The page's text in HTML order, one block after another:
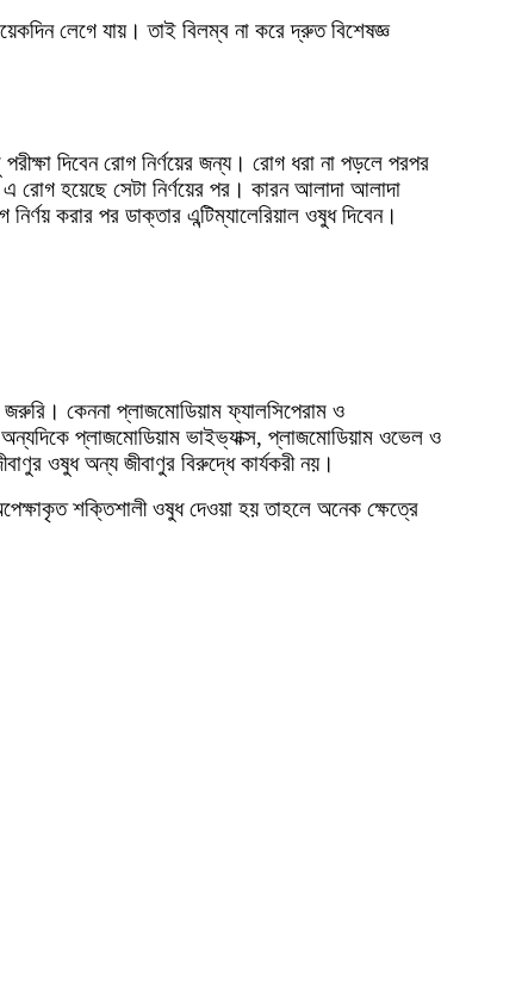
লেগে যায়। তাই বিলম্ব না করে দ্রুত বিশেষজ্ঞ
দিবেন রোগ নির্ণয়ের জন্য। রোগ ধরা না পড়লে পরপর
রোগ হয়েছে সেটা নির্ণয়ের পর। কারন আলাদা আলাদা
করার পর ডাক্তার এন্টিম্যালেরিয়াল ওষুধ দিবেন।
জরুরি। কেননা প্লাজমোডিয়াম ফ্যালসিপেরাম ও
প্লাজমোডিয়াম ভাইভ্যাক্স, প্লাজমোডিয়াম ওভেল ও
ওষুধ অন্য জীবাণুর বিরুদ্ধে কার্যকরী নয়।
শক্তিশালী ওষুধ দেওয়া হয় তাহলে অনেক ক্ষেত্রে